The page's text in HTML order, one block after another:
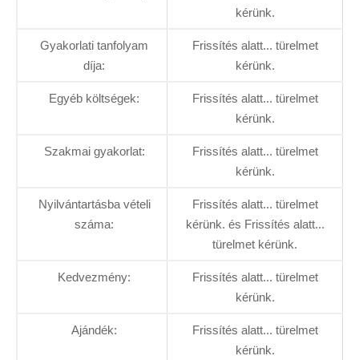
kérünk.
Gyakorlati tanfolyam
díja:
Frissítés alatt... türelmet
kérünk.
Egyéb költségek:
Frissítés alatt... türelmet
kérünk.
Szakmai gyakorlat:
Frissítés alatt... türelmet
kérünk.
Nyilvántartásba vételi
száma:
Frissítés alatt... türelmet
kérünk. és Frissítés alatt...
türelmet kérünk.
Kedvezmény:
Frissítés alatt... türelmet
kérünk.
Ajándék:
Frissítés alatt... türelmet
kérünk.